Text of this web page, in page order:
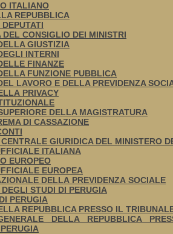
ITALIANO
REPUBBLICA
DEL CONSIGLIO DEI MINISTRI
GIUSTIZIA
INTERNI
FINANZE
FUNZIONE PUBBLICA
LAVORO E DELLA PREVIDENZA
PRIVACY
DELLA MAGISTRATURA
DI CASSAZIONE
GIURIDICA DEL MINISTERO
ITALIANA
EUROPEO
EUROPEA
DELLA PREVIDENZA SOCIALE
DEGLI STUDI DI PERUGIA
PERUGIA
REPUBBLICA PRESSO IL
DELLA REPUBBLICA